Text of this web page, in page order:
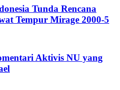
Tunda Rencana
Tempur Mirage 2000-5
Aktivis NU yang